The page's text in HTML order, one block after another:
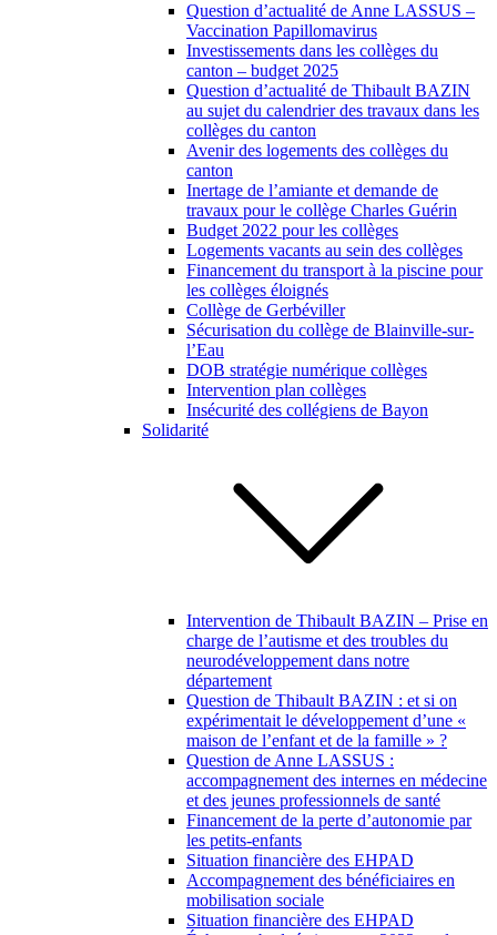
Question d’actualité de Anne LASSUS –
Vaccination Papillomavirus
Investissements dans les collèges du
canton – budget 2025
Question d’actualité de Thibault BAZIN
au sujet du calendrier des travaux dans les
collèges du canton
Avenir des logements des collèges du
canton
Inertage de l’amiante et demande de
travaux pour le collège Charles Guérin
Budget 2022 pour les collèges
Logements vacants au sein des collèges
Financement du transport à la piscine pour
les collèges éloignés
Collège de Gerbéviller
Sécurisation du collège de Blainville-sur-
l’Eau
DOB stratégie numérique collèges
Intervention plan collèges
Insécurité des collégiens de Bayon
Solidarité
Intervention de Thibault BAZIN – Prise en
charge de l’autisme et des troubles du
neurodéveloppement dans notre
département
Question de Thibault BAZIN : et si on
expérimentait le développement d’une «
maison de l’enfant et de la famille » ?
Question de Anne LASSUS :
accompagnement des internes en médecine
et des jeunes professionnels de santé
Financement de la perte d’autonomie par
les petits-enfants
Situation financière des EHPAD
Accompagnement des bénéficiaires en
mobilisation sociale
Situation financière des EHPAD